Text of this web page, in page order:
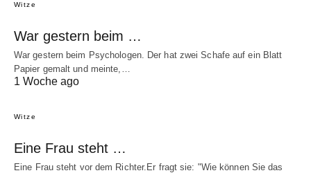
Witze
War gestern beim …
War gestern beim Psychologen. Der hat zwei Schafe auf ein Blatt
Papier gemalt und meinte,…
1 Woche ago
Witze
Eine Frau steht …
Eine Frau steht vor dem Richter.Er fragt sie: "Wie können Sie das